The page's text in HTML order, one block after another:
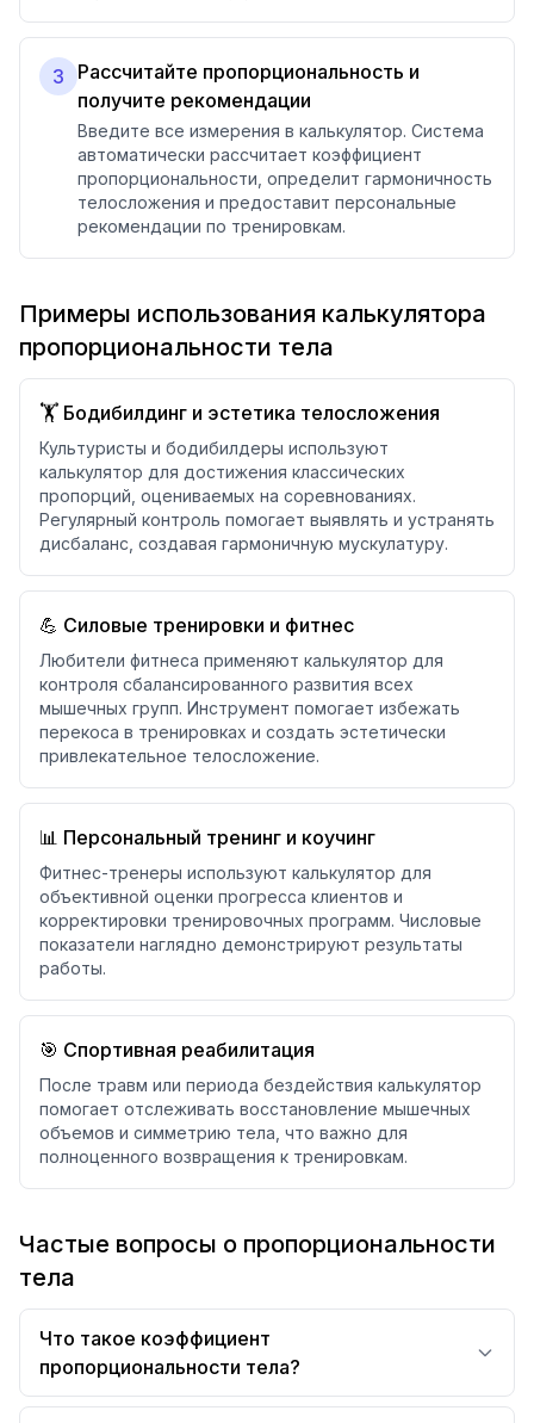
3
Рассчитайте пропорциональность и
получите рекомендации
Введите все измерения в калькулятор. Система
автоматически рассчитает коэффициент
пропорциональности, определит гармоничность
телосложения и предоставит персональные
рекомендации по тренировкам.
Примеры использования калькулятора
пропорциональности тела
🏋️ Бодибилдинг и эстетика телосложения
Культуристы и бодибилдеры используют
калькулятор для достижения классических
пропорций, оцениваемых на соревнованиях.
Регулярный контроль помогает выявлять и устранять
дисбаланс, создавая гармоничную мускулатуру.
💪 Силовые тренировки и фитнес
Любители фитнеса применяют калькулятор для
контроля сбалансированного развития всех
мышечных групп. Инструмент помогает избежать
перекоса в тренировках и создать эстетически
привлекательное телосложение.
📊 Персональный тренинг и коучинг
Фитнес-тренеры используют калькулятор для
объективной оценки прогресса клиентов и
корректировки тренировочных программ. Числовые
показатели наглядно демонстрируют результаты
работы.
🎯 Спортивная реабилитация
После травм или периода бездействия калькулятор
помогает отслеживать восстановление мышечных
объемов и симметрию тела, что важно для
полноценного возвращения к тренировкам.
Частые вопросы о пропорциональности
тела
Что такое коэффициент
пропорциональности тела?